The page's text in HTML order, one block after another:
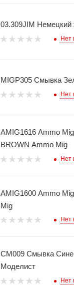
03.309JIM Немецкий
Нет
MIGP305
Нет
AMIG1616 Ammo
BROWN Ammo Mig
Нет
AMIG1600 Ammo
Mig
Нет
СМ009 Смывка Сине-
Моделист
Нет